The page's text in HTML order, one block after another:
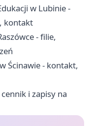
w Lubinie -
kontakt
- filie,
Ścinawie - kontakt,
i zapisy na